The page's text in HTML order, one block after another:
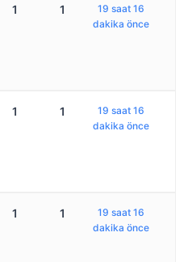
1 1
19 saat 16
dakika önce
1 1
19 saat 16
dakika önce
1 1
19 saat 16
dakika önce